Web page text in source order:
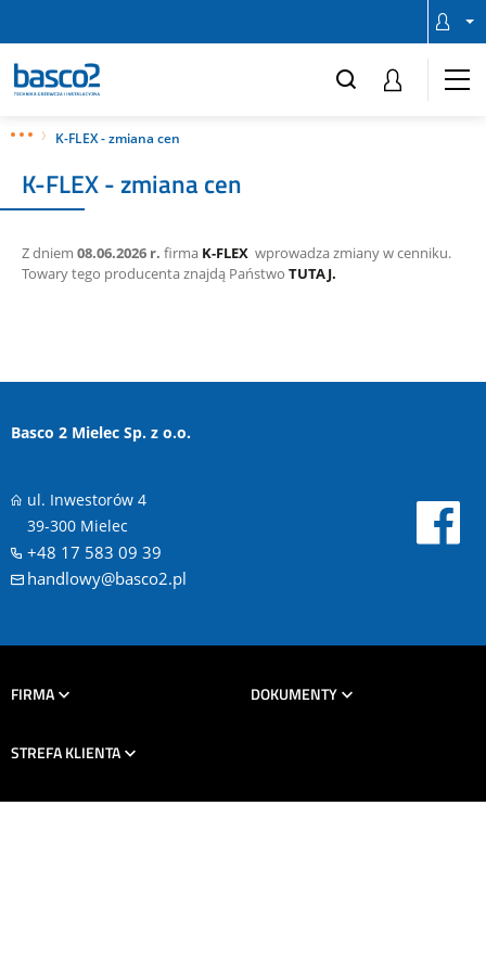
K-FLEX - zmiana cen
K-FLEX - zmiana cen
Z dniem 08.06.2026 r. firma K-FLEX wprowadza zmiany w cenniku.
Towary tego producenta znajdą Państwo TUTAJ.
Basco 2 Mielec Sp. z o.o.
ul. Inwestorów 4
39-300 Mielec
+48 17 583 09 39
handlowy@basco2.pl
FIRMA
STREFA KLIENTA
DOKUMENTY